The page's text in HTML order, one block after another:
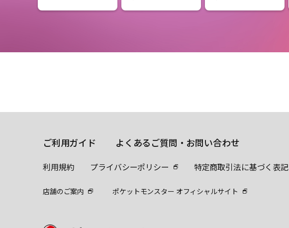
ご利用ガイド よくあるご質問・お問い合わせ
利用規約 プライバシーポリシー 特定商取引法に基づく表記
店舗のご案内 ポケットモンスター オフィシャルサイト